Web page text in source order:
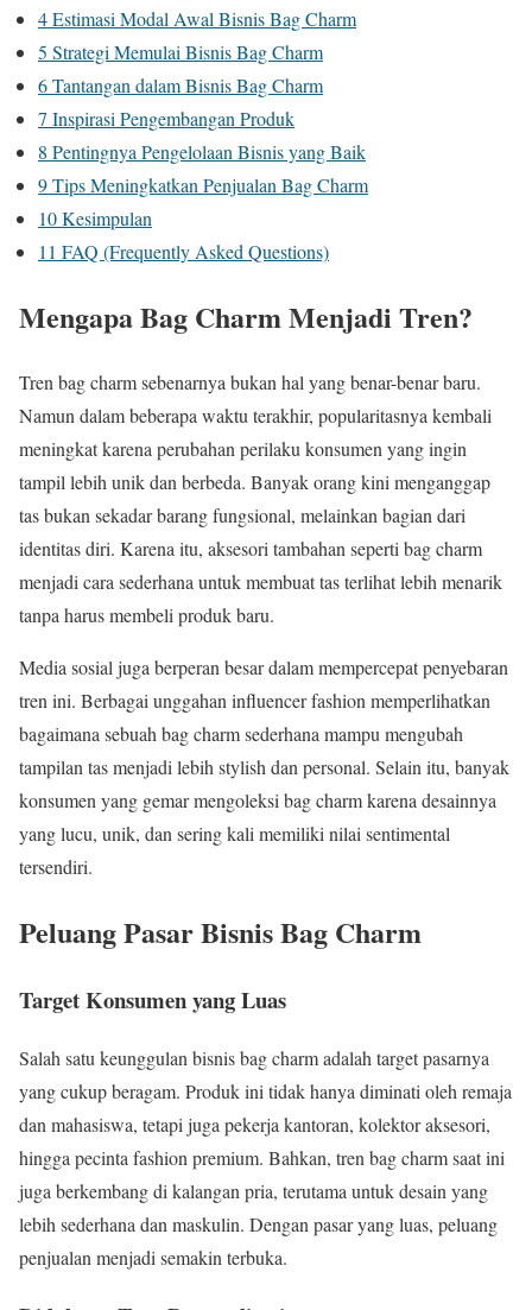
4Estimasi Modal Awal Bisnis Bag Charm
5 Strategi Memulai Bisnis Bag Charm
6Tantangan dalam Bisnis Bag Charm
7 Inspirasi Pengembangan Produk
8 Pentingnya Pengelolaan Bisnis yang Baik
9Tips Meningkatkan Penjualan Bag Charm
10Kesimpulan
11 FAQ (Frequently Asked Questions)
Mengapa Bag Charm Menjadi Tren?
Tren bag charm sebenarnya bukan hal yang benar-benar baru.
Namun dalam beberapa waktu terakhir, popularitasnya kembali
meningkat karena perubahan perilaku konsumen yang ingin
tampil lebih unik dan berbeda. Banyak orang kini menganggap
tas bukan sekadar barang fungsional, melainkan bagian dari
identitas diri. Karena itu, aksesori tambahan seperti bag charm
menjadi cara sederhana untuk membuat tas terlihat lebih menarik
tanpa harus membeli produk baru.
Media sosial juga berperan besar dalam mempercepat penyebaran
tren ini. Berbagai unggahan influencer fashion memperlihatkan
bagaimana sebuah bag charm sederhana mampu mengubah
tampilan tas menjadi lebih stylish dan personal. Selain itu, banyak
konsumen yang gemar mengoleksi bag charm karena desainnya
yang lucu, unik, dan sering kali memiliki nilai sentimental
tersendiri.
Peluang Pasar Bisnis Bag Charm
Target Konsumen yang Luas
Salah satu keunggulan bisnis bag charm adalah target pasarnya
yang cukup beragam. Produk ini tidak hanya diminati oleh remaja
dan mahasiswa, tetapi juga pekerja kantoran, kolektor aksesori,
hingga pecinta fashion premium. Bahkan, tren bag charm saat ini
juga berkembang di kalangan pria, terutama untuk desain yang
lebih sederhana dan maskulin. Dengan pasar yang luas, peluang
penjualan menjadi semakin terbuka.